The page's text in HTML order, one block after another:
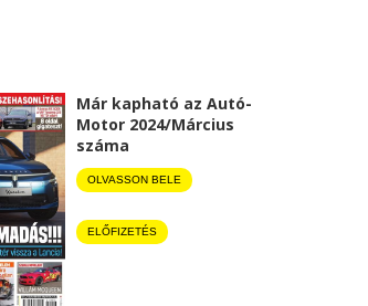
Már kapható az Autó-
Motor 2024/Március
száma
OLVASSON BELE
ELŐFIZETÉS